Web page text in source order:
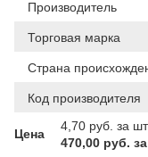
Производитель
Торговая марка
Страна
Код производителя
Цена
4,70 руб. за шт
470,00 руб.